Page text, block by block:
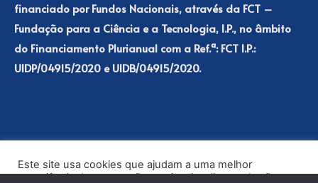
financiado por Fundos Nacionais, através da FCT –
Fundação para a Ciência e a Tecnologia, I.P., no âmbito
do Financiamento Plurianual com a Ref.ª: FCT I.P.:
UIDP/04915/2020 e UIDB/04915/2020.
Este site usa cookies que ajudam a uma melhor
experiência de navegação no site. Ao clicar no botão